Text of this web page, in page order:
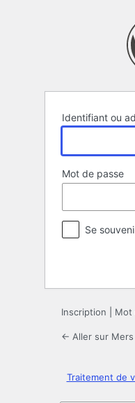
Identifiant ou
Mot de passe
Se
Inscription Mot
← Aller sur
Traitement de